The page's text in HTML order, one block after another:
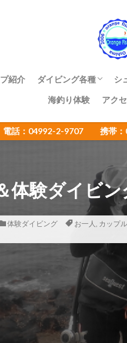
紹介 ダイビング各種
ファンダイビング
体験ダイビング
OWライセンス講習
ADアドバンス講習
NAUI各種ステップア
ショップ様向け大島
シ
海釣り体験
アク
：04992-2-9707 携帯：
体験ダイビン
体験ダイビング お一人, カップル
イサ
イトヒキコハク
イロカエルアンコ
インターネット
ウミウシカクレ
オオセ
オ
オタアジュリア
オレンジフィッ
カゴカキダ
カナメイロウミ
カンザシヤドカリ
キャラメルウミウ
クチナシツノザ
クマドリカエル
グループで
ゲッコウスズメ